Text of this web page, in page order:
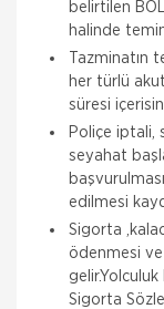
belirtilen
halinde
Tazminatın
her türlü
süresi
Poliçe iptali,
seyahat
edilmesi
Sigorta
ödenmesi
Sigorta